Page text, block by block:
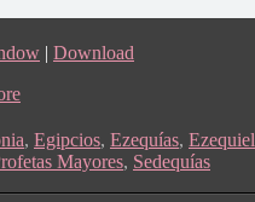
| Download
, Egipcios, Ezequías, Ezequiel
Mayores, Sedequías